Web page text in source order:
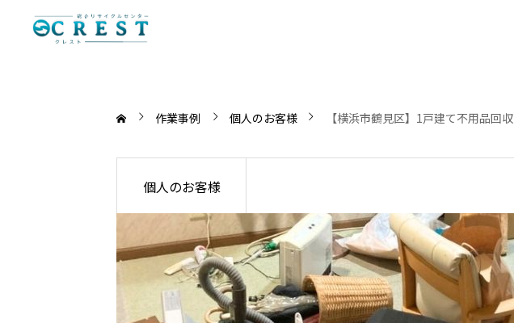
作業事例 個人のお客様 【横浜市鶴見区】1戸建て不用品回収
個人のお客様